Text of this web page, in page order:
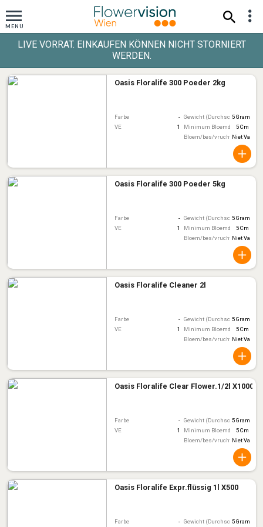
LIVE VORRAT. EINKAUFEN KÖNNEN NICHT STORNIERT
WERDEN.
Oasis Floralife 300 Poeder 2kg
Farbe - Gewicht (Durchschnitt)
5 Gram
VE
1 Minimum Bloemdiameter
5 Cm
Bloem/bes/vruchtkleur
Niet Van
Oasis Floralife 300 Poeder 5kg
Farbe - Gewicht (Durchschnitt)
5 Gram
VE
1 Minimum Bloemdiameter
5 Cm
Bloem/bes/vruchtkleur
Niet Van
Oasis Floralife Cleaner 2l
Farbe - Gewicht (Durchschnitt)
5 Gram
VE
1 Minimum Bloemdiameter
5 Cm
Bloem/bes/vruchtkleur
Niet Van
Oasis Floralife Clear Flower.1/2l X1000
Farbe - Gewicht (Durchschnitt)
5 Gram
VE
1 Minimum Bloemdiameter
5 Cm
Bloem/bes/vruchtkleur
Niet Van
Oasis Floralife Expr.flüssig 1l X500
Farbe - Gewicht (Durchschnitt)
5 Gram